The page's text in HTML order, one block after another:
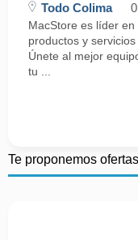
Todo Colima
MacStore es líder
productos y
Únete al mejor
tu ...
Te proponemos